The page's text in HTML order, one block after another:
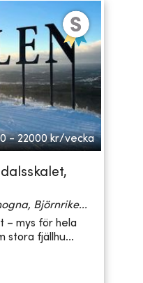
- 22000 kr/vecka
Björnrike...
– mys för hela
stora fjällhu...